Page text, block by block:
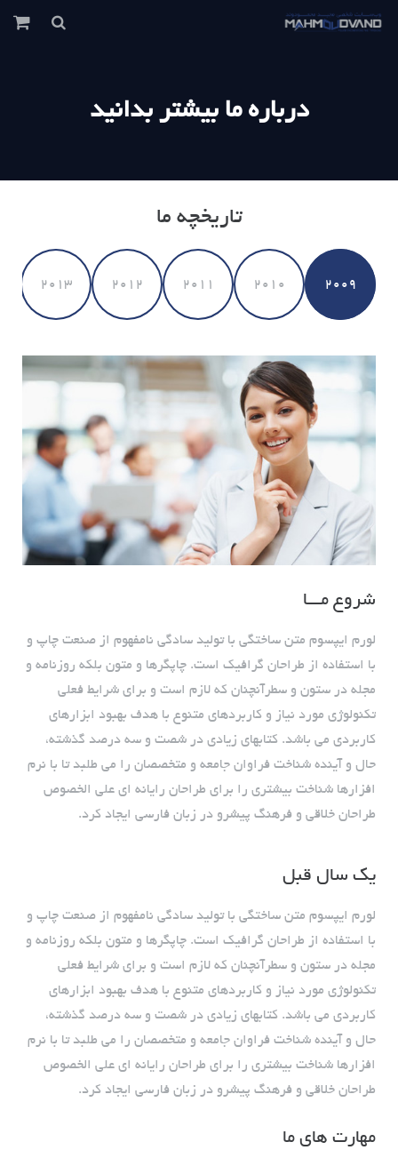
درباره ما بیشتر بدانید
تاریخچه ما
2009
2010
2011
2012
2013
شروع مـــا
لورم ایپسوم متن ساختگی با تولید سادگی نامفهوم از صنعت چاپ و
با استفاده از طراحان گرافیک است. چاپگرها و متون بلکه روزنامه و
مجله در ستون و سطرآنچنان که لازم است و برای شرایط فعلی
تکنولوژی مورد نیاز و کاربردهای متنوع با هدف بهبود ابزارهای
کاربردی می باشد. کتابهای زیادی در شصت و سه درصد گذشته،
حال و آینده شناخت فراوان جامعه و متخصصان را می طلبد تا با نرم
افزارها شناخت بیشتری را برای طراحان رایانه ای علی الخصوص
طراحان خلاقی و فرهنگ پیشرو در زبان فارسی ایجاد کرد.
یک سال قبل
لورم ایپسوم متن ساختگی با تولید سادگی نامفهوم از صنعت چاپ و
با استفاده از طراحان گرافیک است. چاپگرها و متون بلکه روزنامه و
مجله در ستون و سطرآنچنان که لازم است و برای شرایط فعلی
تکنولوژی مورد نیاز و کاربردهای متنوع با هدف بهبود ابزارهای
کاربردی می باشد. کتابهای زیادی در شصت و سه درصد گذشته،
حال و آینده شناخت فراوان جامعه و متخصصان را می طلبد تا با نرم
افزارها شناخت بیشتری را برای طراحان رایانه ای علی الخصوص
طراحان خلاقی و فرهنگ پیشرو در زبان فارسی ایجاد کرد.
مهارت های ما